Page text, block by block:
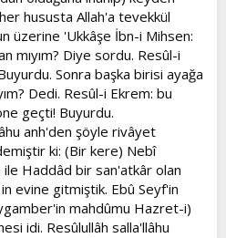
hususta Allah'a tevekkül
üzerine 'Ukkâşe İbn-i Mihsen:
mıyım? Diye sordu. Resûl-i
Sonra başka birisi ayağa
Dedi. Resûl-i Ekrem: bu
geçti! Buyurdu.
anh'den şöyle rivâyet
ki: (Bir kere) Nebî
Haddâd bir san'atkâr olan
evine gitmiştik. Ebû Seyf'in
mahdûmu Hazret-i)
idi. Resûlullâh salla'llâhu